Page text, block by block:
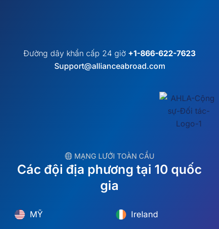
Đường dây khẩn cấp 24 giờ +1-866-622-7623
Support@allianceabroad.com
︎ MẠNG LƯỚI TOÀN CẦU
Các đội địa phương tại 10 quốc
gia
MỸ Ireland